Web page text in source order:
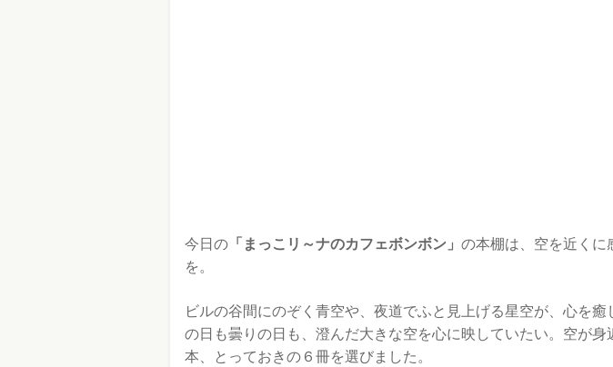
今日の 「まっこリ～ナのカフェボンボン」 の本棚は、空を近くに
を。
ビルの谷間にのぞく青空や、夜道でふと見上げる星空が、心を癒
の日も曇りの日も、澄んだ大きな空を心に映していたい。空が身
本、とっておきの６冊を選びました。